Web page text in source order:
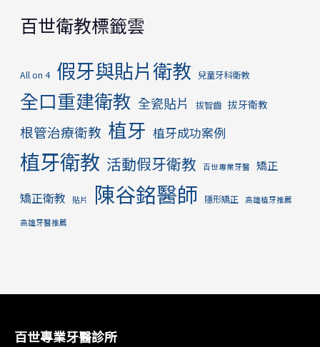
百世衛教標籤雲
All on 4 假牙與貼片衛教 兒童牙科衛教
全口重建衛教 全瓷貼片 拔智齒 拔牙衛教
根管治療衛教 植牙 植牙成功案例
植牙衛教 活動假牙衛教 百世專業牙醫 矯正
矯正衛教 貼片 陳谷銘醫師 隱形矯正 高雄植牙推薦
高雄牙醫推薦
百世專業牙醫診所